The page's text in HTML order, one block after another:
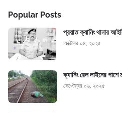
Popular Posts
প্রয়াত ক্যানিং থানার
অক্টোবর ০৪, ২০২৫
ক্যানিং রেল লাইনের
সেপ্টেম্বর ০৬, ২০২৫